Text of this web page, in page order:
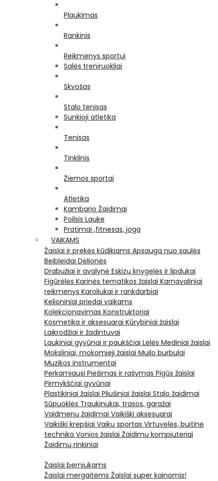
Plaukimas
Rankinis
Reikmenys sportui
Salės treniruokliai
Skvošas
Stalo tenisas
Sunkioji atletika
Tenisas
Tinklinis
Žiemos sportai
Atletika
Kambario Žaidimai
Poilsis Lauke
Pratimai ,fitnesas, joga
VAIKAMS
Žaislai ir prekės kūdikiams Apsauga nuo saulės
Beibleidai Dėlionės
Drabužiai ir avalynė Eskizų knygelės ir lipdukai
Figūrėlės Karinės tematikos žaislai Karnavaliniai
reikmenys Karoliukai ir rankdarbiai
Kelioniniai priedai vaikams
Kolekcionavimas Konstruktoriai
Kosmetika ir aksesuarai Kūrybiniai žaislai
Laikrodžiai ir žadintuvai
Laukiniai gyvūnai ir paukščiai Lėlės Mediniai žaislai
Moksliniai, mokomieji žaislai Muilo burbulai
Muzikos instrumentai
Perkamiausi Piešimas ir rašymas Pigūs žaislai
Pirmykščiai gyvūnai
Plastikiniai žaislai Pliušiniai žaislai Stalo žaidimai
Sūpuoklės Traukinukai, trasos, garažai
Vaidmenų žaidimai Vaikiški aksesuarai
Vaikiški krepšiai Vaikų sportas Virtuvėlės, buitinė
technika Vonios žaislai Žaidimų kompiuteriai
Žaidimų rinkiniai
Žaislai berniukams
Žaislai mergaitėms Žaislai super kainomis!